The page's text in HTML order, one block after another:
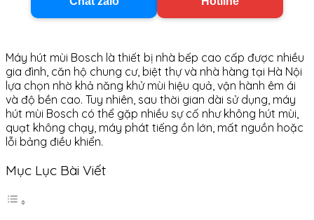
Máy hút mùi Bosch là thiết bị nhà bếp cao cấp được nhiều
gia đình, căn hộ chung cư, biệt thự và nhà hàng tại Hà Nội
lựa chọn nhờ khả năng khử mùi hiệu quả, vận hành êm ái
và độ bền cao. Tuy nhiên, sau thời gian dài sử dụng, máy
hút mùi Bosch có thể gặp nhiều sự cố như không hút mùi,
quạt không chạy, máy phát tiếng ồn lớn, mất nguồn hoặc
lỗi bảng điều khiển.
Mục Lục Bài Viết